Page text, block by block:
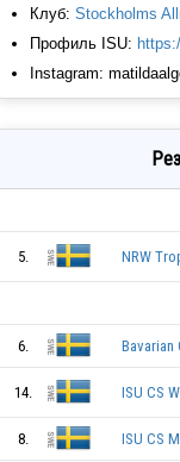
Клуб: Stockholms
Профиль ISU:
Instagram:
5. NRW
6. Bavarian
14. ISU CS
8. ISU CS